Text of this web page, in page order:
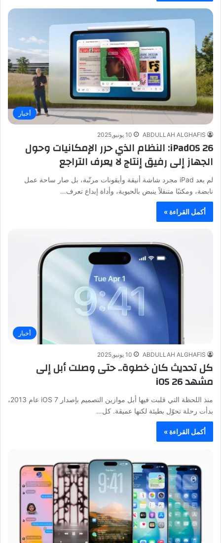
أخبار
ABDULLAH ALGHAFIS 10 يونيو,2025
iPadOS 26: النظام الذي حرر الإمكانيات وحول
الجهاز إلى رفيق إنتاج لا يعرف التراجع
لم يعد iPad مجرد شاشة أنيقة وأيقونات مرتّبة، بل صار ساحة عمل
نابضة، ومكتبًا متنقلاً ينبض بالحيوية، وأداة إبداع تعرف…
أكمل القراءة »
أخبار
ABDULLAH ALGHAFIS 10 يونيو,2025
كل تحديث كان خطوة.. حتى وصلت أبل إلى
مشهد iOS 26
منذ اللحظة التي قلبت فيها أبل موازين التصميم بإصدار iOS 7 عام 2013،
بدأت رحلة تحوّل بطيئة لكنها عميقة. كل…
أكمل القراءة »